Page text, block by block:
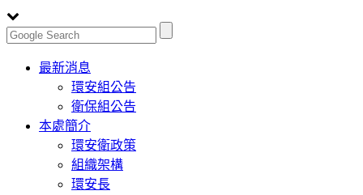
Toggle
navigation
最新消息
環安組公告
衛保組公告
本處簡介
環安衛政策
組織架構
環安長